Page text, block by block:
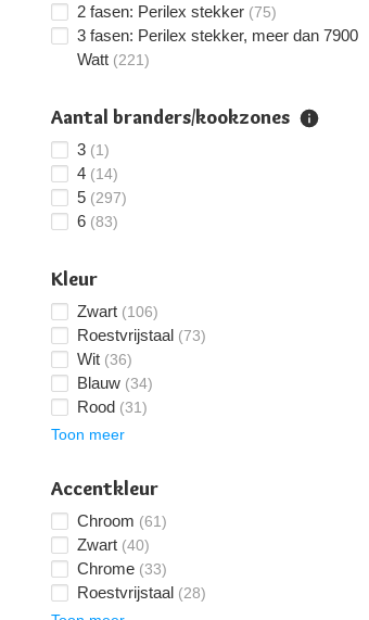
2 fasen: Perilex stekker (75)
3 fasen: Perilex stekker, meer dan 7900
Watt (221)
Aantal branders/kookzones
3 (1)
4 (14)
5 (297)
6 (83)
Kleur
Zwart (106)
Roestvrijstaal (73)
Wit (36)
Blauw (34)
Rood (31)
Toon meer
Accentkleur
Chroom (61)
Zwart (40)
Chrome (33)
Roestvrijstaal (28)